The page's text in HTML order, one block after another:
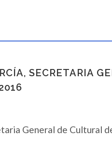
SECRETARIA
General de Cultural